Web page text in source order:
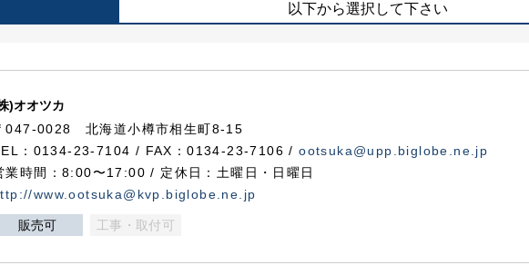
以下から選択して下さい
)オオツカ
047-0028 北海道小樽市相生町8-15
：0134-23-7104 / FAX：0134-23-7106 /ootsuka@upp.biglobe.ne.jp
業時間：8:00〜17:00 / 定休日：土曜日・日曜日
www.ootsuka@kvp.biglobe.ne.jp
販売可 工事・取付可